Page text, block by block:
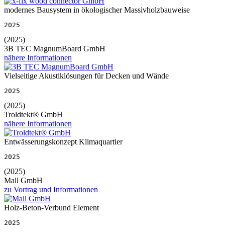
modernes Bausystem in ökologischer Massivholzbauweise
2025
(2025)
3B TEC MagnumBoard GmbH
nähere Informationen
Vielseitige Akustiklösungen für Decken und Wände
2025
(2025)
Troldtekt® GmbH
nähere Informationen
Entwässerungskonzept Klimaquartier
2025
(2025)
Mall GmbH
zu Vortrag und Informationen
Holz-Beton-Verbund Element
2025